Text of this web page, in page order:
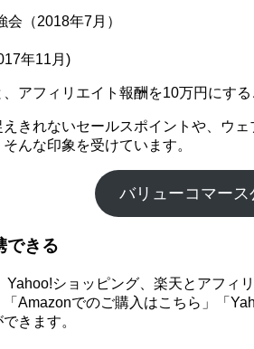
（2018年7月）
年11月)
アフィリエイト報酬を10万円にす
きれないセールスポイントや、ウ
んな印象を受けています。
バリューコマー
できる
ショッピング、楽天とアフ
Amazonでのご購入はこちら」「
きます。